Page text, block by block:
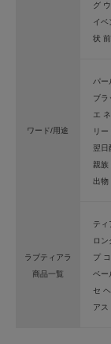
グ
イベ
状
ワード/用途
パー
ブラ
エ
リ
翌日
親族
出物
ラブティアラ
商品一覧
ティ
ロ
プ
ベー
セ
アス